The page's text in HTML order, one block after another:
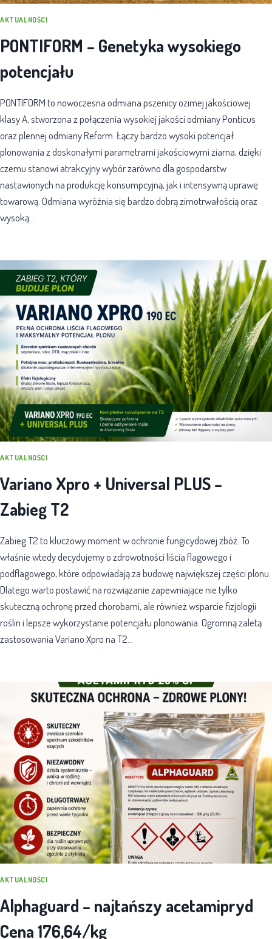
AKTUALNOŚCI
PONTIFORM – Genetyka wysokiego
potencjału
PONTIFORM to nowoczesna odmiana pszenicy ozimej jakościowej
klasy A, stworzona z połączenia wysokiej jakości odmiany Ponticus
oraz plennej odmiany Reform. Łączy bardzo wysoki potencjał
plonowania z doskonałymi parametrami jakościowymi ziarna, dzięki
czemu stanowi atrakcyjny wybór zarówno dla gospodarstw
nastawionych na produkcję konsumpcyjną, jak i intensywną uprawę
towarową. Odmiana wyróżnia się bardzo dobrą zimotrwałością oraz
wysoką…
AKTUALNOŚCI
Variano Xpro + Universal PLUS –
Zabieg T2
Zabieg T2 to kluczowy moment w ochronie fungicydowej zbóż. To
właśnie wtedy decydujemy o zdrowotności liścia flagowego i
podflagowego, które odpowiadają za budowę największej części plonu.
Dlatego warto postawić na rozwiązanie zapewniające nie tylko
skuteczną ochronę przed chorobami, ale również wsparcie fizjologii
roślin i lepsze wykorzystanie potencjału plonowania. Ogromną zaletą
zastosowania Variano Xpro na T2…
AKTUALNOŚCI
Alphaguard – najtańszy acetamipryd
Cena 176,64/kg